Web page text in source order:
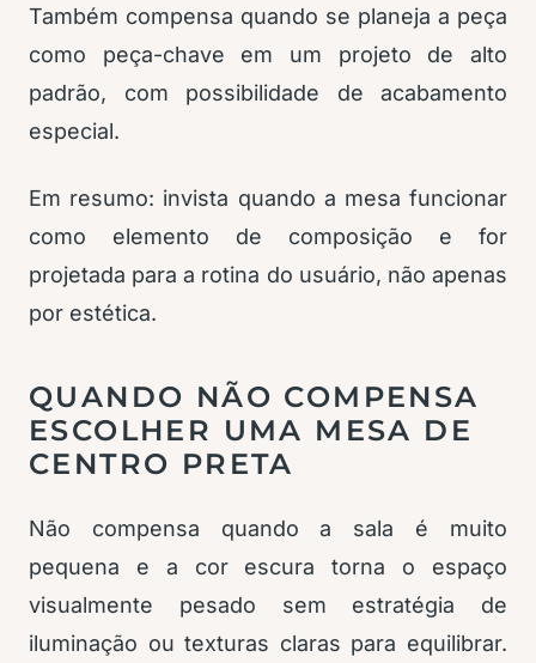
Também compensa quando se planeja a peça
como peça-chave em um projeto de alto
padrão, com possibilidade de acabamento
especial.
Em resumo: invista quando a mesa funcionar
como elemento de composição e for
projetada para a rotina do usuário, não apenas
por estética.
QUANDO NÃO COMPENSA
ESCOLHER UMA MESA DE
CENTRO PRETA
Não compensa quando a sala é muito
pequena e a cor escura torna o espaço
visualmente pesado sem estratégia de
iluminação ou texturas claras para equilibrar.